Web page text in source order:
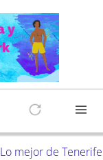
Lo mejor de Tenerife